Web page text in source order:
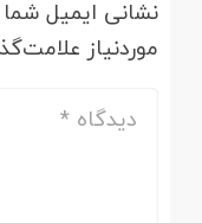
نشانی ایمیل
موردنیاز